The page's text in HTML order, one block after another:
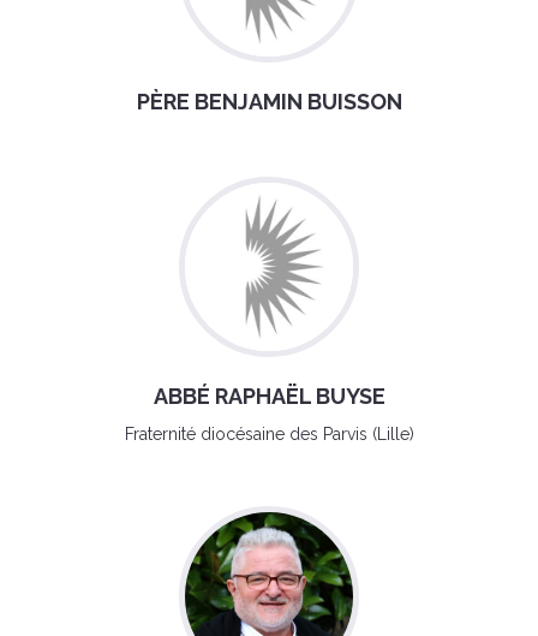
PÈRE BENJAMIN BUISSON
ABBÉ RAPHAËL BUYSE
Fraternité diocésaine des Parvis (Lille)